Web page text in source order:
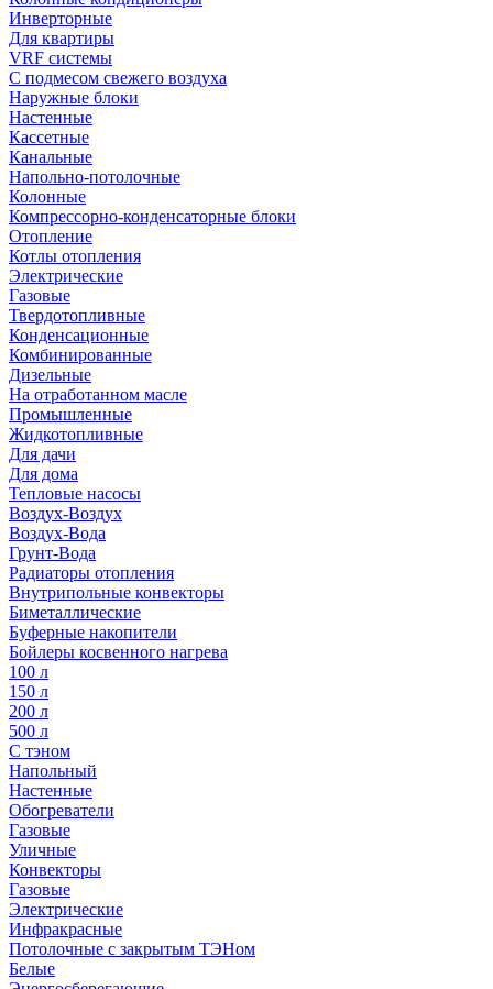
Инверторные
Для квартиры
VRF системы
С подмесом свежего воздуха
Наружные блоки
Настенные
Кассетные
Канальные
Напольно-потолочные
Колонные
Компрессорно-конденсаторные блоки
Отопление
Котлы отопления
Электрические
Газовые
Твердотопливные
Конденсационные
Комбинированные
Дизельные
На отработанном масле
Промышленные
Жидкотопливные
Для дачи
Для дома
Тепловые насосы
Воздух-Воздух
Воздух-Вода
Грунт-Вода
Радиаторы отопления
Внутрипольные конвекторы
Биметаллические
Буферные накопители
Бойлеры косвенного нагрева
100 л
150 л
200 л
500 л
С тэном
Напольный
Настенные
Обогреватели
Газовые
Уличные
Конвекторы
Газовые
Электрические
Инфракрасные
Потолочные с закрытым ТЭНом
Белые